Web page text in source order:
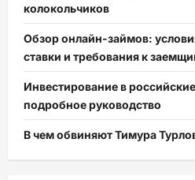
колокольчиков
Обзор онлайн-займов:
ставки и требования к
Инвестирование в
подробное руководство
В чем обвиняют Тимура